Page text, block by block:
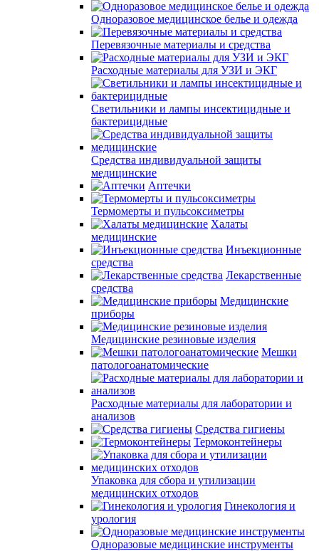
Одноразовое медицинское белье и одежда
Перевязочные материалы и средства
Расходные материалы для УЗИ и ЭКГ
Светильники и лампы инсектицидные и
бактерицидные
Средства индивидуальной защиты
медицинские
Аптечки
Термомерты и пульсоксиметры
Халаты
медицинские
Инъекционные
средства
Лекарственные
средства
Медицинские
приборы
Медицинские резиновые изделия
Мешки
патологоанатомические
Расходные материалы для лаборатории и
анализов
Средства гигиены
Термоконтейнеры
Упаковка для сбора и утилизации
медицинских отходов
Гинекология и
урология
Одноразовые медицинские инструменты